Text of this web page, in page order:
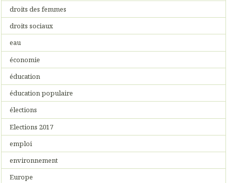
droits des femmes
droits sociaux
eau
économie
éducation
éducation populaire
élections
Elections 2017
emploi
environnement
Europe